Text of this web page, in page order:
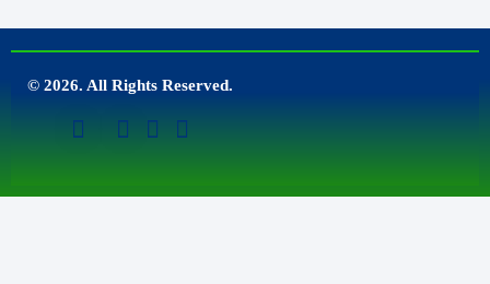
© 2026. All Rights Reserved.